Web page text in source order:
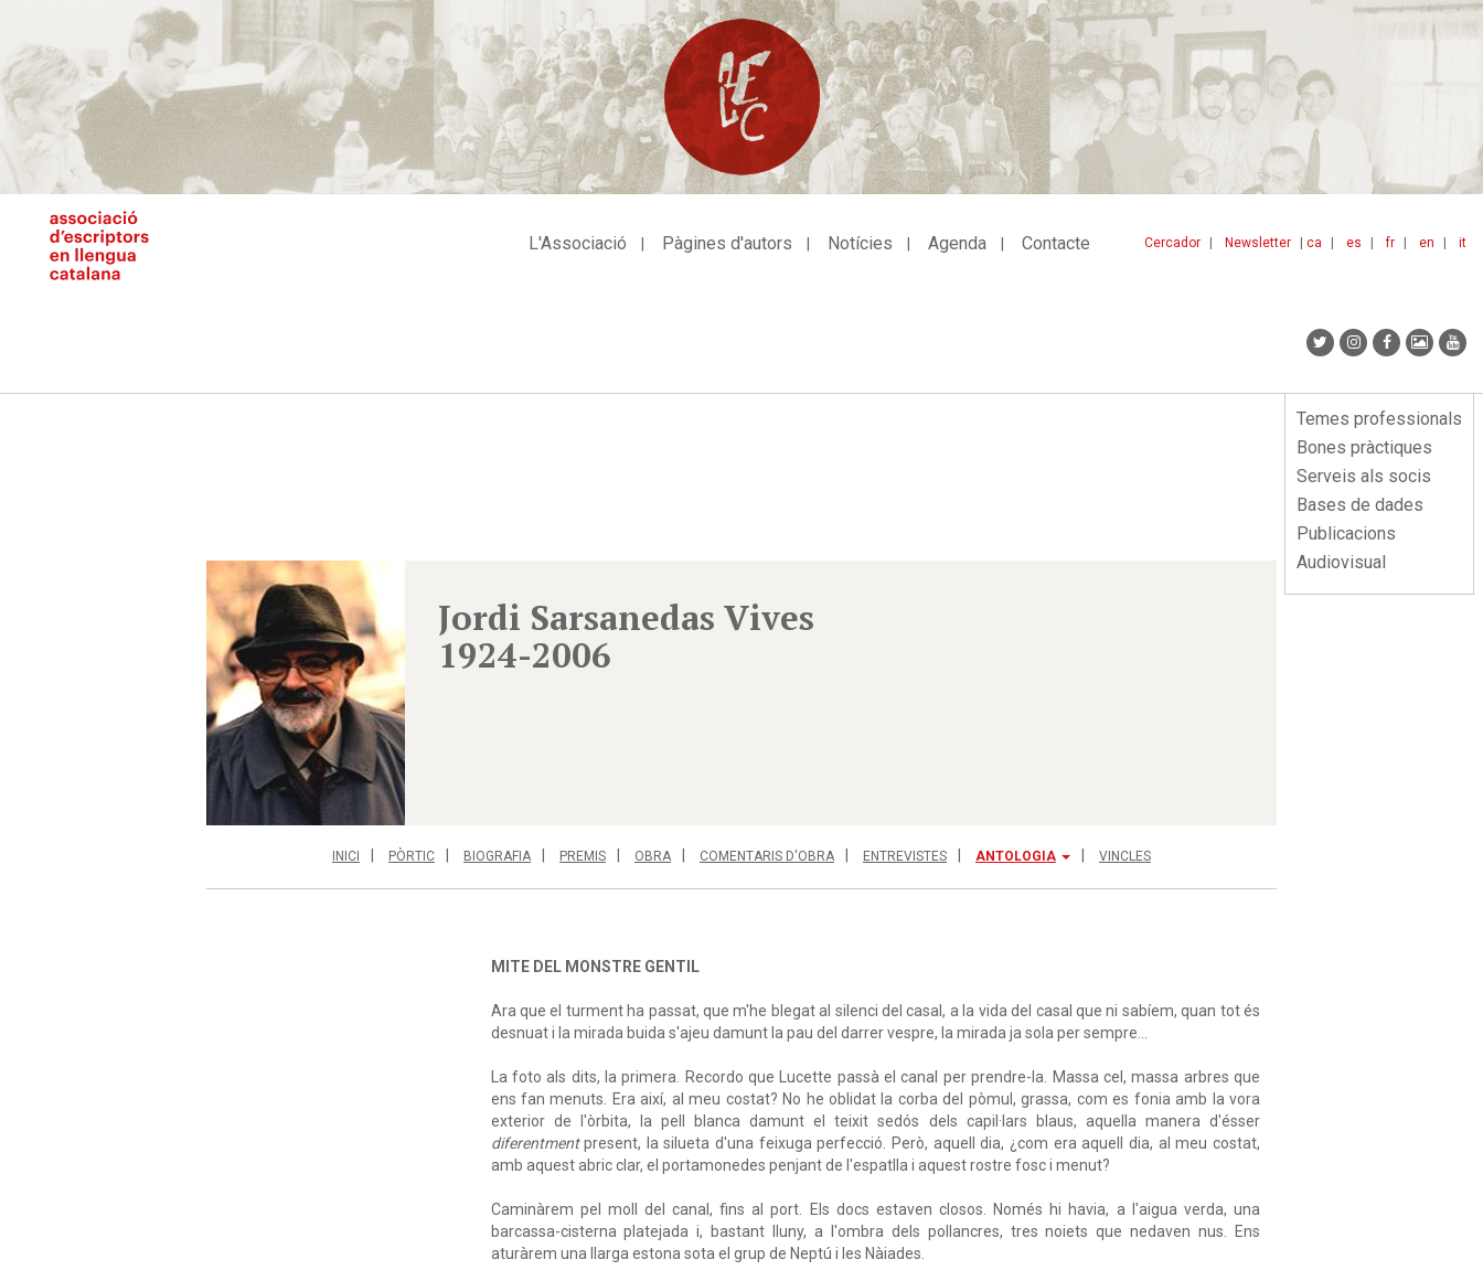
contingut
ca es fr en it
Cercador Newsletter
L'Associació Pàgines d'autors Notícies Agenda Contacte
Menu
lateral
Temes professionals
Bones pràctiques
Serveis als socis
Bases de dades
Publicacions
Audiovisual
Jordi Sarsanedas Vives
1924-2006
INICI PÒRTIC BIOGRAFIA PREMIS OBRA COMENTARIS D'OBRA ENTREVISTES ANTOLOGIA VINCLES
MITE DEL MONSTRE GENTIL
Ara que el turment ha passat, que m'he blegat al silenci del casal, a la vida del casal que ni sabíem, quan tot és
desnuat i la mirada buida s'ajeu damunt la pau del darrer vespre, la mirada ja sola per sempre...
La foto als dits, la primera. Recordo que Lucette passà el canal per prendre-la. Massa cel, massa arbres que
ens fan menuts. Era així, al meu costat? No he oblidat la corba del pòmul, grassa, com es fonia amb la vora
exterior de l'òrbita, la pell blanca damunt el teixit sedós dels capil·lars blaus, aquella manera d'ésser
diferentmentpresent, la silueta d'una feixuga perfecció. Però, aquell dia, ¿com era aquell dia, al meu costat,
amb aquest abric clar, el portamonedes penjant de l'espatlla i aquest rostre fosc i menut?
Caminàrem pel moll del canal, fins al port. Els docs estaven closos. Només hi havia, a l'aigua verda, una
barcassa-cisterna platejada i, bastant lluny, a l'ombra dels pollancres, tres noiets que nedaven nus. Ens
aturàrem una llarga estona sota el grup de Neptú i les Nàiades.